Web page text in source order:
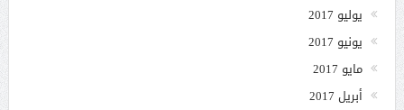
يوليو 2017
يونيو 2017
مايو 2017
أبريل 2017